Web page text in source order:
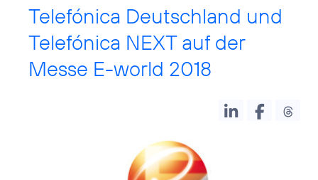
Telefónica Deutschland und
Telefónica NEXT auf der
Messe E-world 2018